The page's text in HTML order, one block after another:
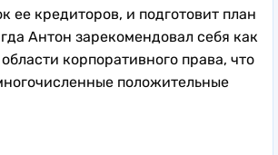
ее кредиторов, и подготовит план
Антон зарекомендовал себя как
корпоративного права, что
положительные